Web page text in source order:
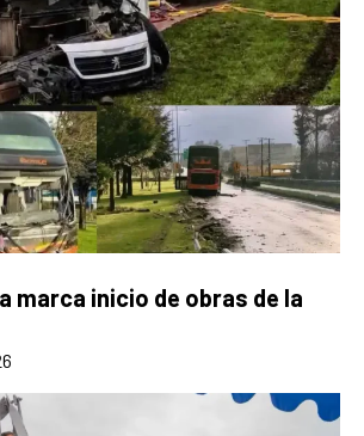
marca inicio de obras de la